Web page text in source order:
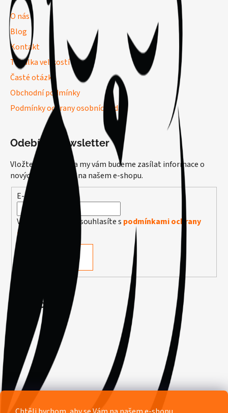
O nás
Blog
Kontakt
Tabulka velikostí
Časté otázky
Obchodní podmínky
Podmínky ochrany osobních údajů
Odebírat newsletter
Vložte svůj e-mail a my vám budeme zasílat informace o
nových produktech na našem e-shopu.
E-mail
Vložením e-mailu souhlasíte s podmínkami ochrany
osobních údajů
Facebook